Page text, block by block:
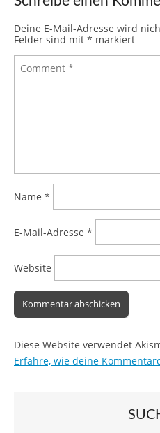
Deine E-Mail-Adresse wird
Felder sind mit * markiert
Name *
E-Mail-Adresse *
Website
Diese Website verwendet
Erfahre, wie deine